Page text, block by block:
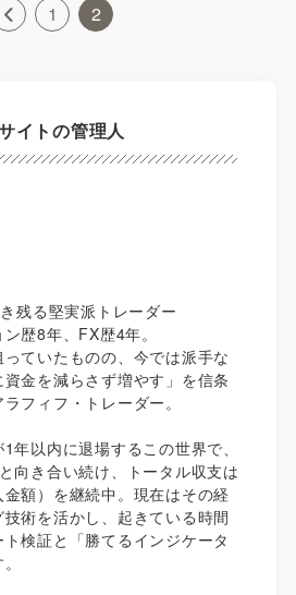
1 2
イトの管理人
残る堅実派トレーダー
歴8年、FX歴4年。
ていたものの、今では派手な
金を減らさず増やす」を信条
フィフ・トレーダー。
年以内に退場するこの世界で、
向き合い続け、トータル収支は
額）を継続中。現在はその経
術を活かし、起きている時間
検証と「勝てるインジケータ